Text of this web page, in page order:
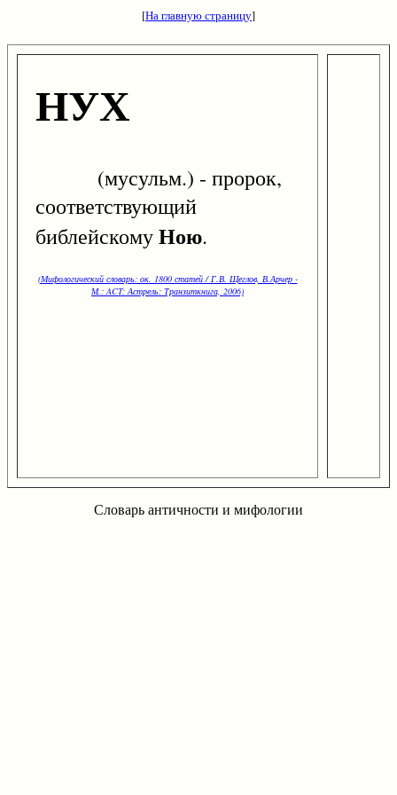
[На главную страницу]
НУХ
(мусульм.) - пророк,
соответствующий
библейскомуНою.
(Мифологический словарь: ок. 1800 статей / Г.В. Щеглов, В.Арчер -
М.: ACT: Астрель: Транзиткнига, 2006)
Словарь античности и мифологии